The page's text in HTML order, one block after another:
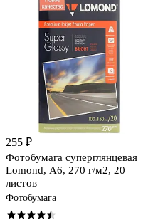
255 ₽
Фотобумага суперглянцевая
Lomond, А6, 270 г/м2, 20
листов
Фотобумага